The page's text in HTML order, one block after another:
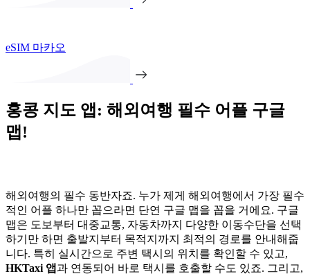
eSIM 마카오
홍콩 지도 앱: 해외여행 필수 어플 구글
맵!
해외여행의 필수 동반자죠. 누가 제게 해외여행에서 가장 필수
적인 어플 하나만 꼽으라면 단연 구글 맵을 꼽을 거에요. 구글
맵은 도보부터 대중교통, 자동차까지 다양한 이동수단을 선택
하기만 하면 출발지부터 목적지까지 최적의 경로를 안내해줍
니다. 특히 실시간으로 주변 택시의 위치를 확인할 수 있고,
HKTaxi 앱과 연동되어 바로 택시를 호출할 수도 있죠. 그리고,